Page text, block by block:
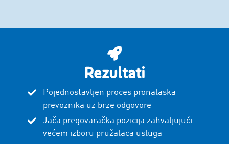
Rezultati
Pojednostavljen proces pronalaska
prevoznika uz brze odgovore
Jača pregovaračka pozicija zahvaljujući
većem izboru pružalaca usluga